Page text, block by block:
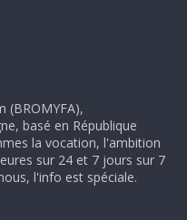
(BROMYFA),
basé en République
la vocation, l'ambition
sur 24 et 7 jours sur 7
l'info est spéciale.